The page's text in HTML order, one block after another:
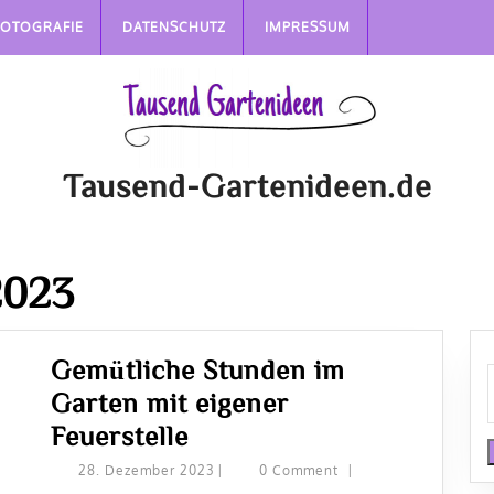
DATENSCHUTZ IMPRESSUM
Tausend-Gartenideen.de
Gemütliche Stunden im
Garten mit eigener
FeuerstelleGemütliche
Stunden
28. Dezember 2023 28.
0 Comment